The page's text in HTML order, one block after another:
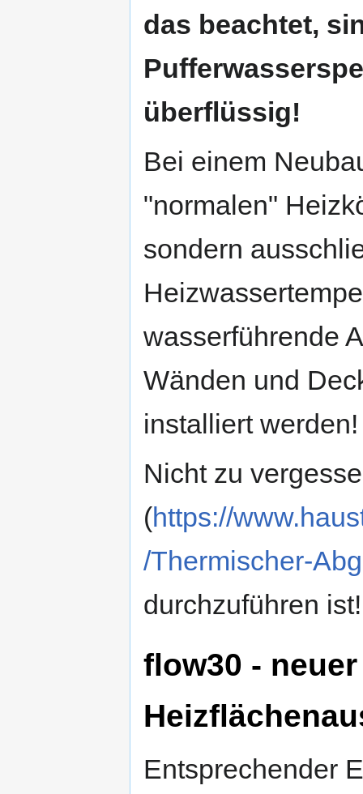
das beachtet,
überflüssig!
Bei einem
"normalen"
sondern
wasserführende
Wänden und
installiert werden!
Nicht zu
(https://
/Thermischer-
durchzuführen ist!
flow30 -
Entsprechender